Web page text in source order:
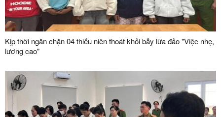
Kịp thời ngăn chặn 04 thiếu niên thoát khỏi bẫy lừa đảo "Việc nhẹ,
lương cao"